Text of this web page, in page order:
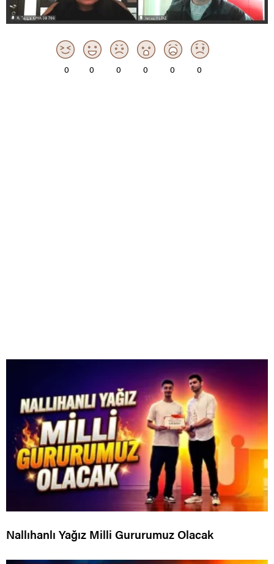
0 0 0 0 0 0
Nallıhanlı Yağız Milli Gururumuz Olacak